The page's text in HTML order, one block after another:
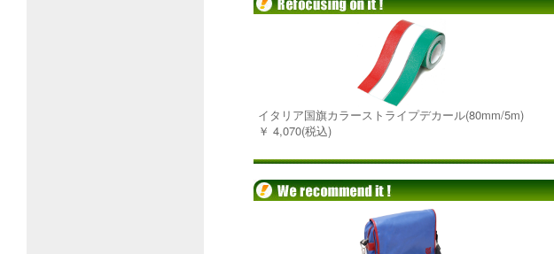
イタリア国旗カラーストライプデカール(80mm/5m)
￥ 4,070(税込)